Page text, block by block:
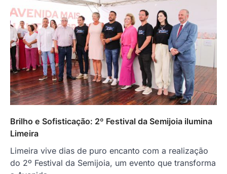
Brilho e Sofisticação: 2º Festival da Semijoia ilumina
Limeira
Limeira vive dias de puro encanto com a realização
do 2º Festival da Semijoia, um evento que transforma